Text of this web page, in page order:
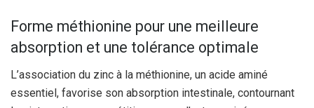
Forme méthionine pour une meilleure
absorption et une tolérance optimale
L’association du zinc à la méthionine, un acide aminé
essentiel, favorise son absorption intestinale, contournant